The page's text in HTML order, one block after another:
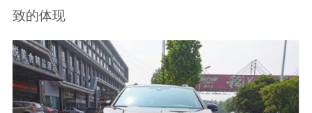
致的体现